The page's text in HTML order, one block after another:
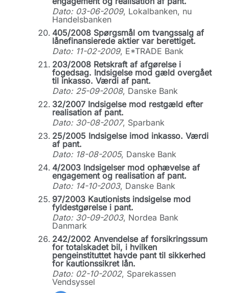
Dato: 03-06-2009, Lokalbanken, nu
Handelsbanken
405/2008 Spørgsmål om tvangssalg af
lånefinansierede aktier var berettiget.
Dato: 11-02-2009, E*TRADE Bank
203/2008 Retskraft af afgørelse i
fogedsag. Indsigelse mod gæld overgået
til inkasso. Værdi af pant.
Dato: 25-09-2008, Danske Bank
32/2007 Indsigelse mod restgæld efter
realisation af pant.
Dato: 30-08-2007, Sparbank
25/2005 Indsigelse imod inkasso. Værdi
af pant.
Dato: 18-08-2005, Danske Bank
4/2003 Indsigelser mod ophævelse af
engagement og realisation af pant.
Dato: 14-10-2003, Danske Bank
97/2003 Kautionists indsigelse mod
fyldestgørelse i pant.
Dato: 30-09-2003, Nordea Bank
Danmark
242/2002 Anvendelse af forsikringssum
for totalskadet bil, i hvilken
pengeinstituttet havde pant til sikkerhed
for kautionssikret lån.
Dato: 02-10-2002, Sparekassen
Vendsyssel